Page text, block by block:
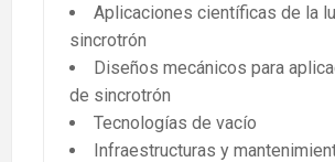
Aplicaciones científicas de la
sincrotrón
Diseños mecánicos para
de sincrotrón
Tecnologías de vacío
Infraestructuras y